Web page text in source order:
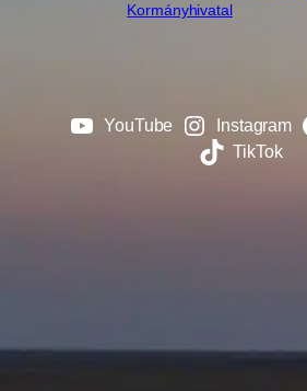
Kormányhivatal
YouTube Instagram
TikTok